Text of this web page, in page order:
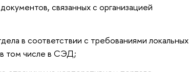
связанных с организацией
в соответствии с требованиями локальных
в том числе в СЭД;